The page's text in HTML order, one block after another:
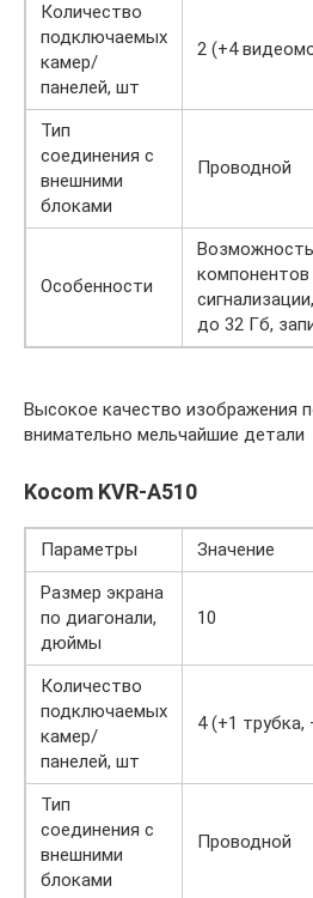
Количество
подключаемых
камер/
панелей, шт
2 (+4
Тип
соединения с
внешними
блоками
Проводной
Особенности
компонентов
до 32 Гб,
Высокое качество изображения
внимательно мельчайшие детали
Kocom KVR-A510
Параметры
Значение
Размер экрана
по диагонали,
дюймы
10
Количество
подключаемых
камер/
панелей, шт
4 (+1
Тип
соединения с
внешними
блоками
Проводной